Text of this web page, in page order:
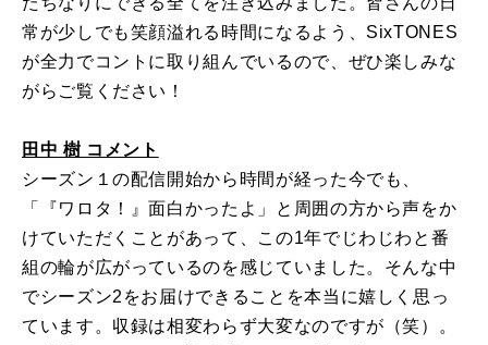
常が少しでも笑顔溢れる時間になるよう、SixTONES
が全力でコントに取り組んでいるので、ぜひ楽しみな
がらご覧ください！
田中 樹 コメント
シーズン１の配信開始から時間が経った今でも、
「『ワロタ！』面白かったよ」と周囲の方から声をか
けていただくことがあって、この1年でじわじわと番
組の輪が広がっているのを感じていました。そんな中
でシーズン2をお届けできることを本当に嬉しく思っ
ています。収録は相変わらず大変なのですが（笑）。